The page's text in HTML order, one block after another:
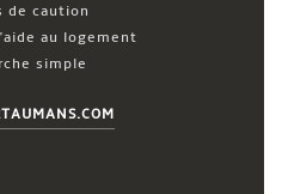
de caution
au logement
simple